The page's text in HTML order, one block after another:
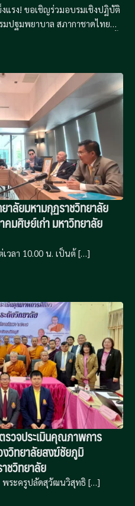
แรง! ขอเชิญร่วมอบรมเชิงปฏิบัติ
ปฐมพยาบาล สภากาชาดไทย
รมิกอย่างถูกวิธี 16-19 มีนาคมนี้
ม วัดอาวุธวิกสิตาราม
าลัยมหามกุฏราชวิทยาลัย
คมศิษย์เก่า มหาวิทยาลัย
วลา 10.00 น. เป็นต้ […]
รวจประเมินคุณภาพการ
วิทยาลัยสงฆ์ชัยภูมิ
ชวิทยาลัย
พระครูปลัดสุวัฒนวิสุทธิ […]